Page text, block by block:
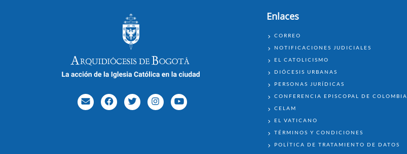
Enlaces
ENLACES
CORREO
NOTIFICACIONES JUDICIALES
EL CATOLICISMO
DIÓCESIS URBANAS
PERSONAS JURÍDICAS
CONFERENCIA EPISCOPAL DE COLOMBIA
CELAM
EL VATICANO
TÉRMINOS Y CONDICIONES
POLÍTICA DE TRATAMIENTO DE DATOS